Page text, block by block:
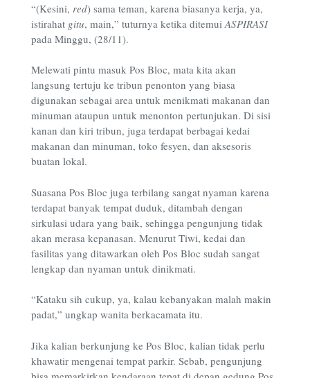
“(Kesini, red) sama teman, karena biasanya kerja, ya,
istirahat gitu, main,” tuturnya ketika ditemui ASPIRASI
pada Minggu, (28/11).
Melewati pintu masuk Pos Bloc, mata kita akan
langsung tertuju ke tribun penonton yang biasa
digunakan sebagai area untuk menikmati makanan dan
minuman ataupun untuk menonton pertunjukan. Di sisi
kanan dan kiri tribun, juga terdapat berbagai kedai
makanan dan minuman, toko fesyen, dan aksesoris
buatan lokal.
Suasana Pos Bloc juga terbilang sangat nyaman karena
terdapat banyak tempat duduk, ditambah dengan
sirkulasi udara yang baik, sehingga pengunjung tidak
akan merasa kepanasan. Menurut Tiwi, kedai dan
fasilitas yang ditawarkan oleh Pos Bloc sudah sangat
lengkap dan nyaman untuk dinikmati.
“Kataku sih cukup, ya, kalau kebanyakan malah makin
padat,” ungkap wanita berkacamata itu.
Jika kalian berkunjung ke Pos Bloc, kalian tidak perlu
khawatir mengenai tempat parkir. Sebab, pengunjung